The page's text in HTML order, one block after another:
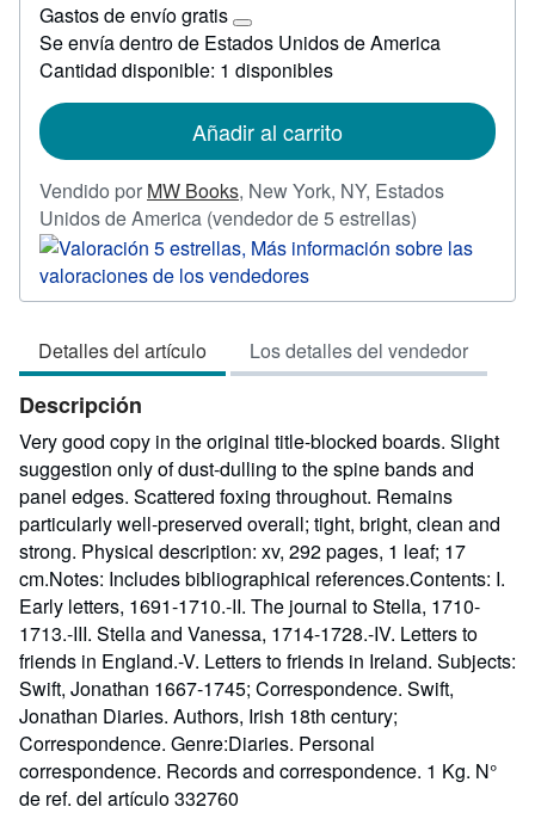
96,23
Gastos de envío gratis
Más
información
sobre
las
tarifas
envío
Se envía dentro de Estados Unidos de America
Cantidad disponible: 1 disponibles
Añadir al carrito
Vendido por MW Books, New York, NY, Estados
Unidos de America (vendedor de 5 estrellas)
del
5
5
estrellas
Detalles del artículo Los detalles del vendedor
Descripción
Very good copy in the original title-blocked boards. Slight
suggestion only of dust-dulling to the spine bands and
panel edges. Scattered foxing throughout. Remains
particularly well-preserved overall; tight, bright, clean and
strong. Physical description: xv, 292 pages, 1 leaf; 17
cm.Notes: Includes bibliographical references.Contents: I.
Early letters, 1691-1710.-II. The journal to Stella, 1710-
1713.-III. Stella and Vanessa, 1714-1728.-IV. Letters to
friends in England.-V. Letters to friends in Ireland. Subjects:
Swift, Jonathan 1667-1745; Correspondence. Swift,
Jonathan Diaries. Authors, Irish 18th century;
Correspondence. Genre:Diaries. Personal
correspondence. Records and correspondence. 1 Kg. N°
de ref. del artículo 332760